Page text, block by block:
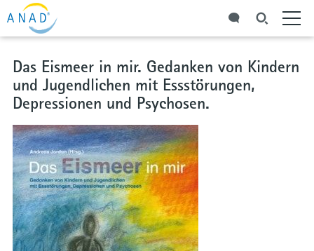
Das Eismeer in mir. Gedanken von Kindern
und Jugendlichen mit Essstörungen,
Depressionen und Psychosen.